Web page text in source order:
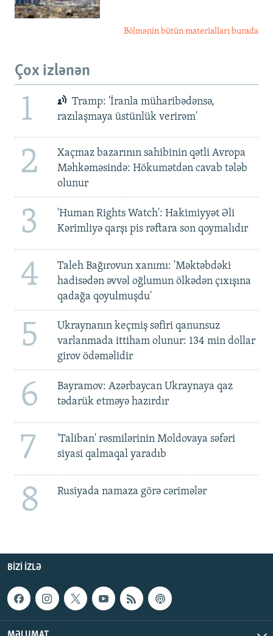
Bölmənin bütün materialları burada
Çox izlənən
1
Tramp: 'İranla müharibədənsə,
razılaşmaya üstünlük verirəm'
2
Xaçmaz bazarının sahibinin qətli Avropa
Məhkəməsində: Hökumətdən cavab tələb
olunur
3
'Human Rights Watch': Hakimiyyət Əli
Kərimliyə qarşı pis rəftara son qoymalıdır
4
Taleh Bağırovun xanımı: 'Məktəbdəki
hadisədən əvvəl oğlumun ölkədən çıxışına
qadağa qoyulmuşdu'
5
Ukraynanın keçmiş səfiri qanunsuz
varlanmada ittiham olunur: 134 min dollar
girov ödəməlidir
6
Bayramov: Azərbaycan Ukraynaya qaz
tədarük etməyə hazırdır
7
'Taliban' rəsmilərinin Moldovaya səfəri
siyasi qalmaqal yaradıb
8 Rusiyada namaza görə cərimələr
BIZI IZLƏ